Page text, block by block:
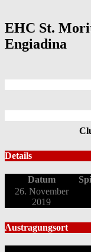
EHC St.
Engiadina
Details
Datum
26. November
2019
Austragungsort